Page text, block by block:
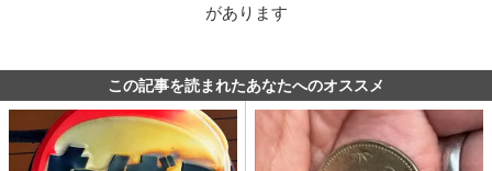
があります
この記事を読まれたあなたへのオススメ